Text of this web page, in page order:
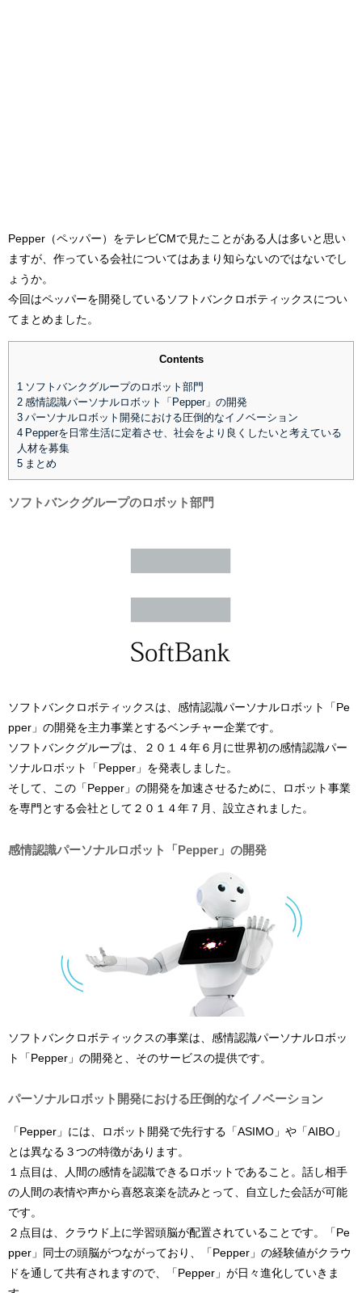
Pepper（ペッパー）をテレビCMで見たことがある人は多いと思い
ますが、作っている会社についてはあまり知らないのではないでし
ょうか。
今回はペッパーを開発しているソフトバンクロボティックスについ
てまとめました。
Contents
1
ソフトバンクグループのロボット部門
2 感情認識パーソナルロボット「Pepper」の開発
3 パーソナルロボット開発における圧倒的なイノベーション
4 Pepperを日常生活に定着させ、社会をより良くしたいと考えている
人材を募集
5 まとめ
ソフトバンクグループのロボット部門
ソフトバンクロボティックスは、感情認識パーソナルロボット「Pe
pper」の開発を主力事業とするベンチャー企業です。
ソフトバンクグループは、２０１４年６月に世界初の感情認識パー
ソナルロボット「Pepper」を発表しました。
そして、この「Pepper」の開発を加速させるために、ロボット事業
を専門とする会社として２０１４年７月、設立されました。
感情認識パーソナルロボット「Pepper」の開発
ソフトバンクロボティックスの事業は、感情認識パーソナルロボッ
ト「Pepper」の開発と、そのサービスの提供です。
パーソナルロボット開発における圧倒的なイノベーション
「Pepper」には、ロボット開発で先行する「ASIMO」や「AIBO」
とは異なる３つの特徴があります。
１点目は、人間の感情を認識できるロボットであること。話し相手
の人間の表情や声から喜怒哀楽を読みとって、自立した会話が可能
です。
２点目は、クラウド上に学習頭脳が配置されていることです。「Pe
pper」同士の頭脳がつながっており、「Pepper」の経験値がクラウ
ドを通して共有されますので、「Pepper」が日々進化していきま